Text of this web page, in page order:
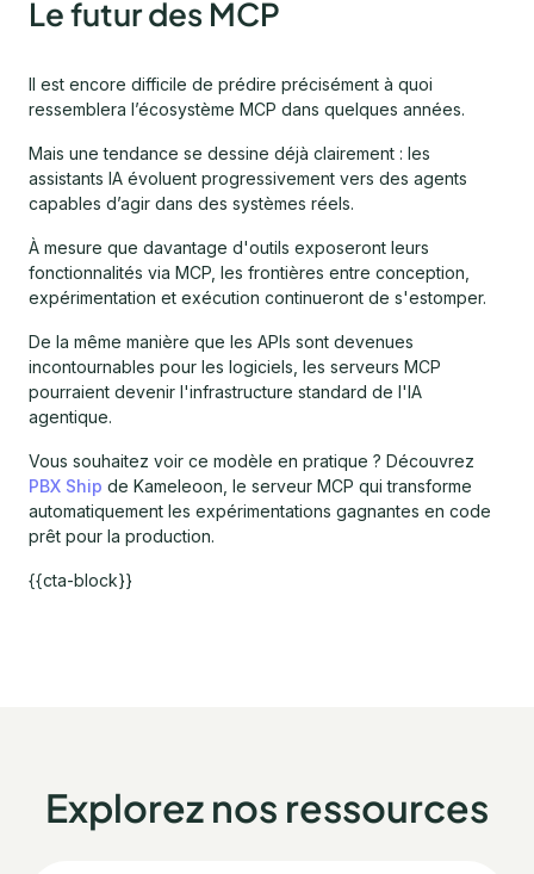
Le futur des MCP
Il est encore difficile de prédire précisément à quoi
ressemblera l’écosystème MCP dans quelques années.
Mais une tendance se dessine déjà clairement : les
assistants IA évoluent progressivement vers des agents
capables d’agir dans des systèmes réels.
À mesure que davantage d'outils exposeront leurs
fonctionnalités via MCP, les frontières entre conception,
expérimentation et exécution continueront de s'estomper.
De la même manière que les APIs sont devenues
incontournables pour les logiciels, les serveurs MCP
pourraient devenir l'infrastructure standard de l'IA
agentique.
Vous souhaitez voir ce modèle en pratique ? Découvrez
PBX Ship de Kameleoon, le serveur MCP qui transforme
automatiquement les expérimentations gagnantes en code
prêt pour la production.
{{cta-block}}
Explorez nos ressources